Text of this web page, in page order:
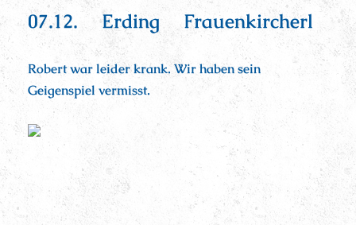
07.12. Erding Frauenkircherl
Robert war leider krank. Wir haben sein
Geigenspiel vermisst.